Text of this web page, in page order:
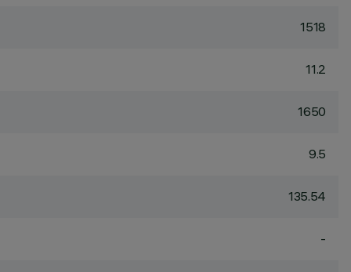
1518
11.2
1650
9.5
135.54
-